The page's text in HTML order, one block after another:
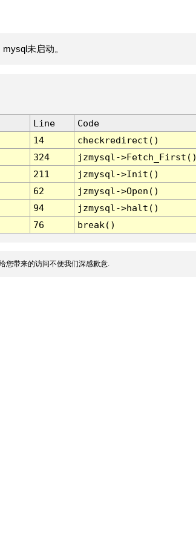
未启动。
Line
Code
14
checkredirect()
324
jzmysql-
211
jzmysql->Init()
62
jzmysql->Open()
94
jzmysql->halt()
76 break()
您带来的访问不便我们深感歉意.